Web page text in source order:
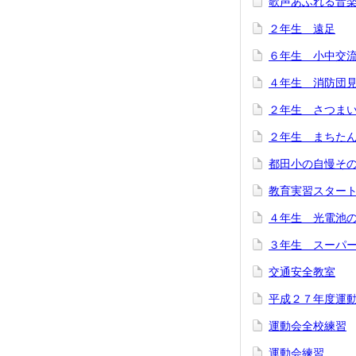
２年生 遠足
６年生 小中交
４年生 消防団
２年生 さつま
２年生 まちた
都田小の自慢そ
教育実習スター
４年生 光電池
３年生 スーパ
交通安全教室
平成２７年度運
運動会全校練習
運動会練習